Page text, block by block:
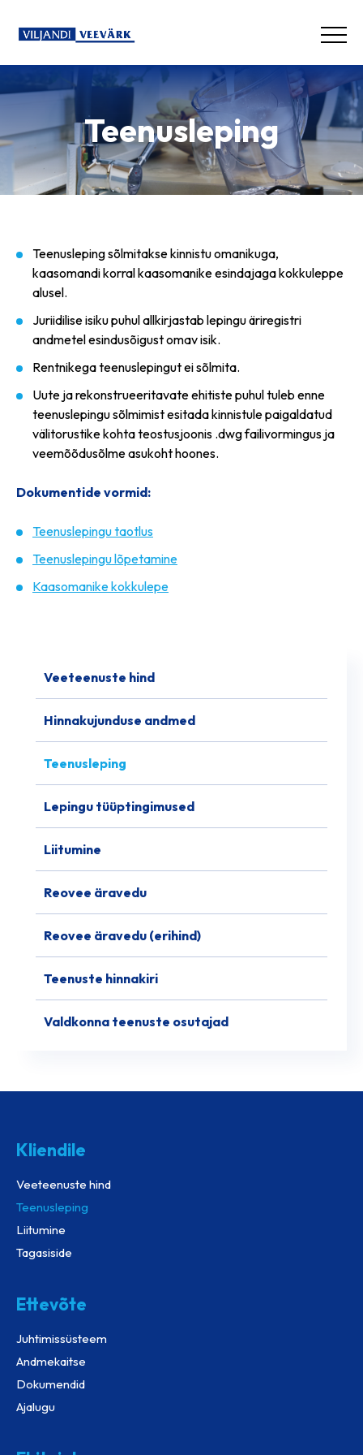
Teenusleping
Veeteenuste hind
Hinnakujunduse andmed
Teenusleping
Lepingu tüüptingimused
Liitumine
Reovee äravedu
Reovee äravedu (erihind)
Teenuste hinnakiri
Valdkonna teenuste osutajad
Teenusleping sõlmitakse kinnistu omanikuga,
kaasomandi korral kaasomanike esindajaga kokkuleppe
alusel.
Juriidilise isiku puhul allkirjastab lepingu äriregistri
andmetel esindusõigust omav isik.
Rentnikega teenuslepingut ei sõlmita.
Uute ja rekonstrueeritavate ehitiste puhul tuleb enne
teenuslepingu sõlmimist esitada kinnistule paigaldatud
välitorustike kohta teostusjoonis .dwg failivormingus ja
veemõõdusõlme asukoht hoones.
Dokumentide vormid:
Teenuslepingu taotlus
Teenuslepingu lõpetamine
Kaasomanike kokkulepe
Kliendile
Veeteenuste hind
Teenusleping
Liitumine
Tagasiside
Ettevõte
Juhtimissüsteem
Andmekaitse
Dokumendid
Ajalugu